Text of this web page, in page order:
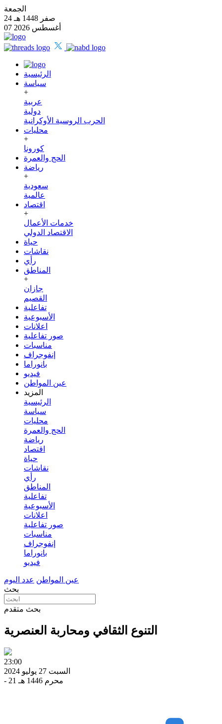
الجمعة
24 صفر 1448 هـ
07 أغسطس 2026
الرئيسية
سياسة
+
عربية
دولية
الحرب الروسية الأوكرانية
محليات
+
كورونا
الحج والعمرة
رياضة
+
سعودية
عالمية
اقتصاد
+
خدمات الأعمال
الاقتصاد الدولي
حياة
نقاشات
رأي
المناطق
+
جازان
القصيم
تفاعلية
الأسبوعية
اعلانات
صور تفاعلية
مناسبات
إنفوجراف
بانوراما
فيديو
عين المواطن
المزيد
الرئيسية
سياسة
محليات
الحج والعمرة
رياضة
اقتصاد
حياة
نقاشات
رأي
المناطق
تفاعلية
الأسبوعية
اعلانات
صور تفاعلية
مناسبات
إنفوجراف
بانوراما
فيديو
عين المواطن عدد اليوم
بحث
بحث متقدم
التنوع الثقافي ومحاربة العنصرية
23:00
السبت 27 يوليو 2024
- 21 محرم 1446 هـ